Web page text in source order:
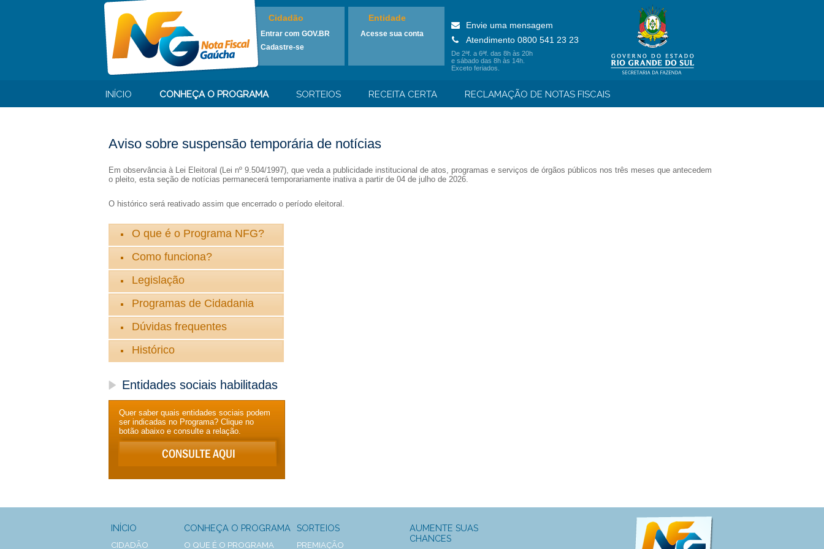
Cidadão
Entrar com GOV.BR
Cadastre-se
Entidade
Acesse sua conta
Envie uma mensagem
Atendimento 0800 541 23 23
De 2ªf. a 6ªf. das 8h às 20h
e sábado das 8h às 14h.
Exceto feriados.
INÍCIO CONHEÇA O PROGRAMA SORTEIOS RECEITA CERTA RECLAMAÇÃO DE NOTAS FISCAIS
Aviso sobre suspensão temporária de notícias
Em observância à Lei Eleitoral (Lei nº 9.504/1997), que veda a publicidade institucional de atos, programas e serviços de órgãos públicos nos três meses que antecedem
o pleito, esta seção de notícias permanecerá temporariamente inativa a partir de 04 de julho de 2026.
O histórico será reativado assim que encerrado o período eleitoral.
O que é o Programa NFG?
Como funciona?
Legislação
Programas de Cidadania
Dúvidas frequentes
Histórico
Entidades sociais habilitadas
Quer saber quais entidades sociais podem
ser indicadas no Programa? Clique no
botão abaixo e consulte a relação.
INÍCIO
CIDADÃO
CONHEÇA O PROGRAMA
O QUE É O PROGRAMA
SORTEIOS
PREMIAÇÃO
AUMENTE SUAS
CHANCES